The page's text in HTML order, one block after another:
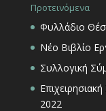
Προτεινόμενα
Φυλλάδιο
Νέο Βιβλίο
Συλλογική
2022